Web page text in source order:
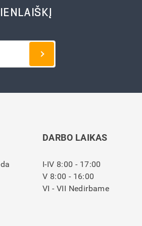
DARBO LAIKAS
I-IV 8:00 - 17:00
V 8:00 - 16:00
VI - VII Nedirbame